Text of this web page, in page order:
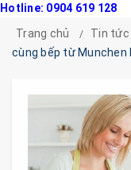
Hotline: 0904 619 128
Trang chủ
Tin tức
cùng bếp từ Munchen